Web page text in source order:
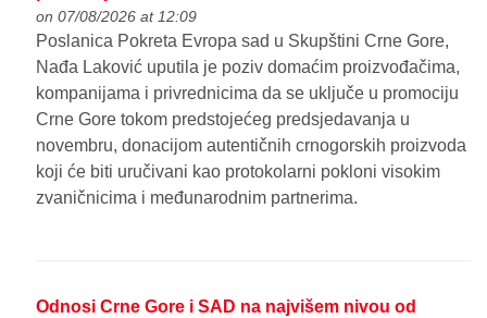
on 07/08/2026 at 12:09
Poslanica Pokreta Evropa sad u Skupštini Crne Gore,
Nađa Laković uputila je poziv domaćim proizvođačima,
kompanijama i privrednicima da se uključe u promociju
Crne Gore tokom predstojećeg predsjedavanja u
novembru, donacijom autentičnih crnogorskih proizvoda
koji će biti uručivani kao protokolarni pokloni visokim
zvaničnicima i međunarodnim partnerima.
Odnosi Crne Gore i SAD na najvišem nivou od